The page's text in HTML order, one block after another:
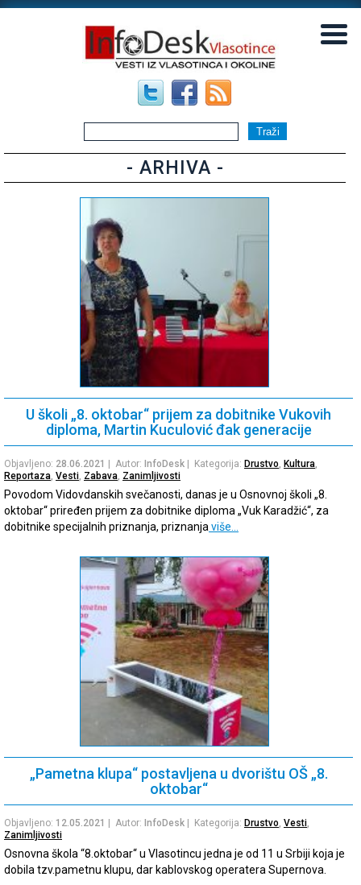
- ARHIVA -
U školi „8. oktobar“ prijem za dobitnike Vukovih
diploma, Martin Kuculović đak generacije
Objavljeno: 28.06.2021 | Autor: InfoDesk | Kategorija: Drustvo, Kultura,
Reportaza, Vesti, Zabava, Zanimljivosti
Povodom Vidovdanskih svečanosti, danas je u Osnovnoj školi „8.
oktobar“ priređen prijem za dobitnike diploma „Vuk Karadžić“, za
dobitnike specijalnih priznanja, priznanjaviše…
„Pametna klupa“ postavljena u dvorištu OŠ „8.
oktobar“
Objavljeno: 12.05.2021 | Autor: InfoDesk | Kategorija: Drustvo, Vesti,
Zanimljivosti
Osnovna škola “8.oktobar“ u Vlasotincu jedna je od 11 u Srbiji koja je
dobila tzv.pametnu klupu, dar kablovskog operatera Supernova.